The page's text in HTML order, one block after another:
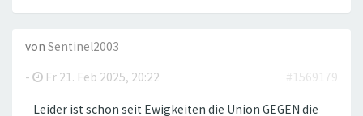
von Sentinel2003
-
Fr 21. Feb 2025, 20:22 #1569179
Leider ist schon seit Ewigkeiten die Union GEGEN die